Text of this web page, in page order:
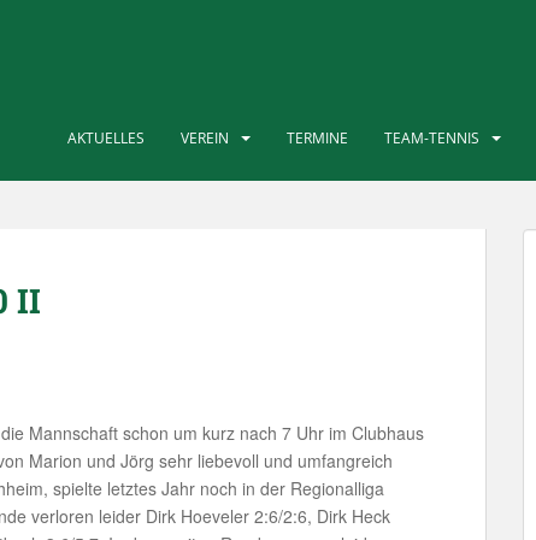
AKTUELLES VEREIN TERMINE TEAM-TENNIS
II
Mannschaft schon um kurz nach 7 Uhr im Clubhaus
Marion und Jörg sehr liebevoll und umfangreich
spielte letztes Jahr noch in der Regionalliga
verloren leider Dirk Hoeveler 2:6/2:6, Dirk Heck